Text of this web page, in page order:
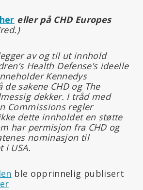
her eller på CHD Europes
av og til ut innhold
Health Defense’s ideelle
Kennedys
sakene CHD og The
dekker. I tråd med
Commissions regler
dette innholdet en støtte
har permisjon fra CHD og
nominasjon til
i USA.
ble opprinnelig publisert